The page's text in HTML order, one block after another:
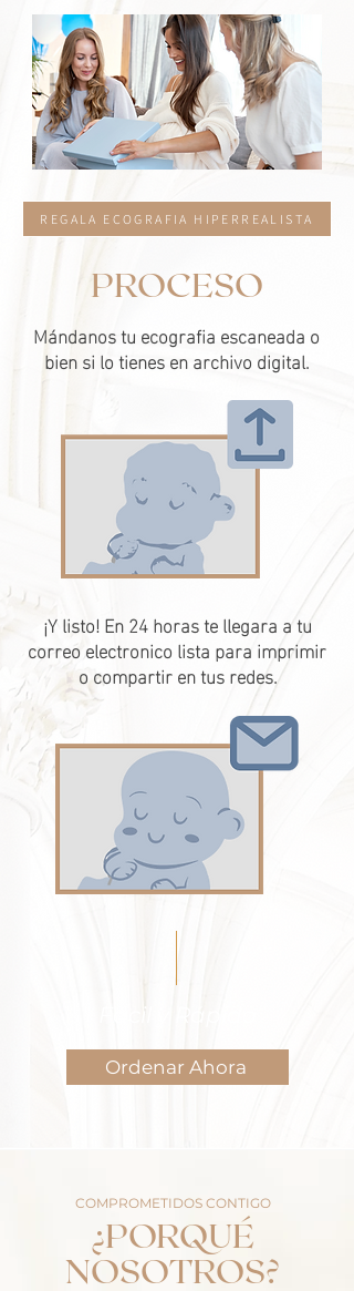
REGALA ECOGRAFIA HIPERREALISTA
PROCESO
Mándanos tu ecografia escaneada o
bien si lo tienes en archivo digital.
¡Y listo! En 24 horas te llegara a tu
correo electronico lista para imprimir
o compartir en tus redes.
Fácil y Rápido
Ordenar Ahora
COMPROMETIDOS CONTIGO
¿PORQUÉ
NOSOTROS?